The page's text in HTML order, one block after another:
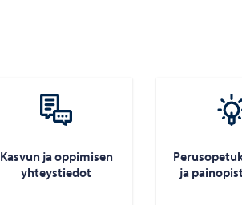
Kas­vun ja op­pi­mi­sen
yh­teys­tie­dot
ja